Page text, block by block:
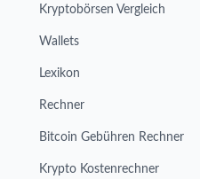
Kryptobörsen Vergleich
Wallets
Lexikon
Rechner
Bitcoin Gebühren Rechner
Krypto Kostenrechner